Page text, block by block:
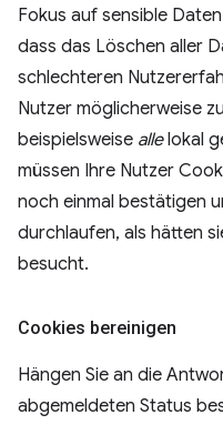
Fokus auf sensible
dass das Löschen aller
schlechteren
Nutzer möglicherweise
beispielsweise allelokal
müssen Ihre Nutzer
noch einmal bestätigen
durchlaufen, als hätten
besucht.
Cookies bereinigen
Hängen Sie an die
abgemeldeten Status